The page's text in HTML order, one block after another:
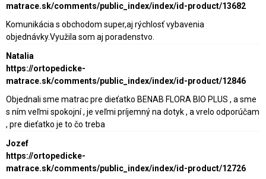
matrace.sk/comments/public_index/index/id-product/13682
Komunikácia s obchodom super,aj rýchlosť vybavenia
objednávky.Využila som aj poradenstvo.
Natalia
https://ortopedicke-
matrace.sk/comments/public_index/index/id-product/12846
Objednali sme matrac pre dieťatko BENAB FLORA BIO PLUS , a sme
s ním veľmi spokojní , je veľmi príjemný na dotyk , a vrelo odporúčam
, pre dieťatko je to čo treba
Jozef
https://ortopedicke-
matrace.sk/comments/public_index/index/id-product/12726